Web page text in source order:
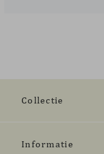
Collectie
Informatie